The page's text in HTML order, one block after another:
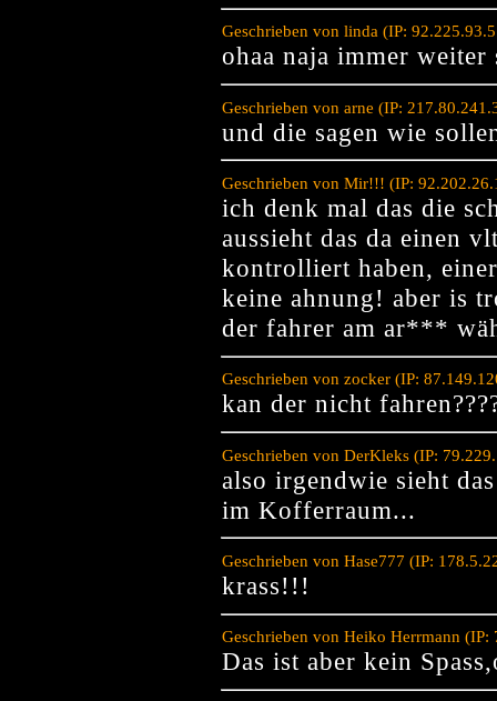
Geschrieben von linda (IP:
ohaa naja immer
Geschrieben von arne (IP:
und die sagen wie
Geschrieben von Mir!!! (IP:
ich denk mal das die
aussieht das da einen
kontrolliert haben,
keine ahnung! aber is
der fahrer am ar***
Geschrieben von zocker (IP:
kan der nicht
Geschrieben von DerKleks (IP:
also irgendwie sieht
im Kofferraum...
Geschrieben von Hase777 (IP:
krass!!!
Geschrieben von Heiko Herrmann
Das ist aber kein